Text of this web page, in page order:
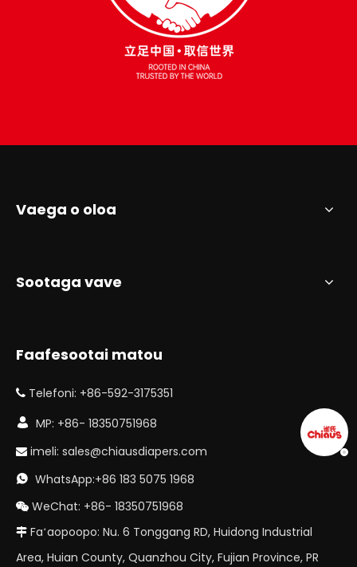
Vaega o oloa
Sootaga vave
Faafesootai matou
 Telefoni: +86-592-3175351
 MP: +86- 18350751968
 imeli: sales@chiausdiapers.com
 WhatsApp:+86 183 5075 1968
 WeChat: +86- 18350751968
 Faʻaopoopo: Nu. 6 Tonggang RD, Huidong Industrial
Area, Huian County, Quanzhou City, Fujian Province, PR